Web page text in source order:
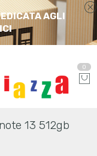
AGLI
0
13 512gb